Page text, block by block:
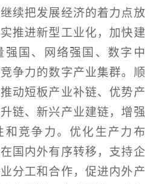
续把发展经济的着力点放
推进新型工业化，加快建
强国、网络强国、数字中
争力的数字产业集群。顺
动短板产业补链、优势产
链、新兴产业建链，增强
和竞争力。优化生产力布
国内外有序转移，支持企
分工和合作，促进内外产